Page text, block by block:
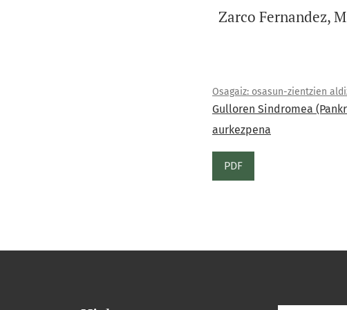
Zarco Fernandez,
Osagaiz: osasun-zientzien
Gulloren Sindromea
aurkezpena
PDF